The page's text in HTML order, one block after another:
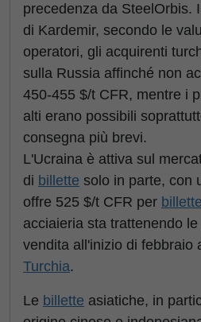
precedenza da SteelOrbis.
di Kardemir, secondo le
operatori, gli acquirenti
sulla Russia affinché non
450-455 $/t CFR, mentre i
alti erano possibili
consegna più brevi.
L'Ucraina è attiva sul
di billette solo in parte, con
offre 525 $/t CFR per billette
acciaieria sta trattenendo
vendita all'inizio di febbraio
Turchia.
Le billette asiatiche, in